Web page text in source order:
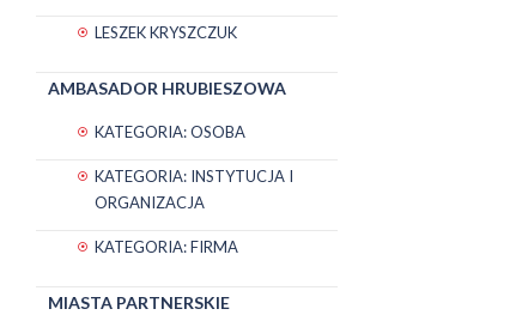
LESZEK KRYSZCZUK
AMBASADOR HRUBIESZOWA
KATEGORIA: OSOBA
KATEGORIA: INSTYTUCJA I
ORGANIZACJA
KATEGORIA: FIRMA
MIASTA PARTNERSKIE